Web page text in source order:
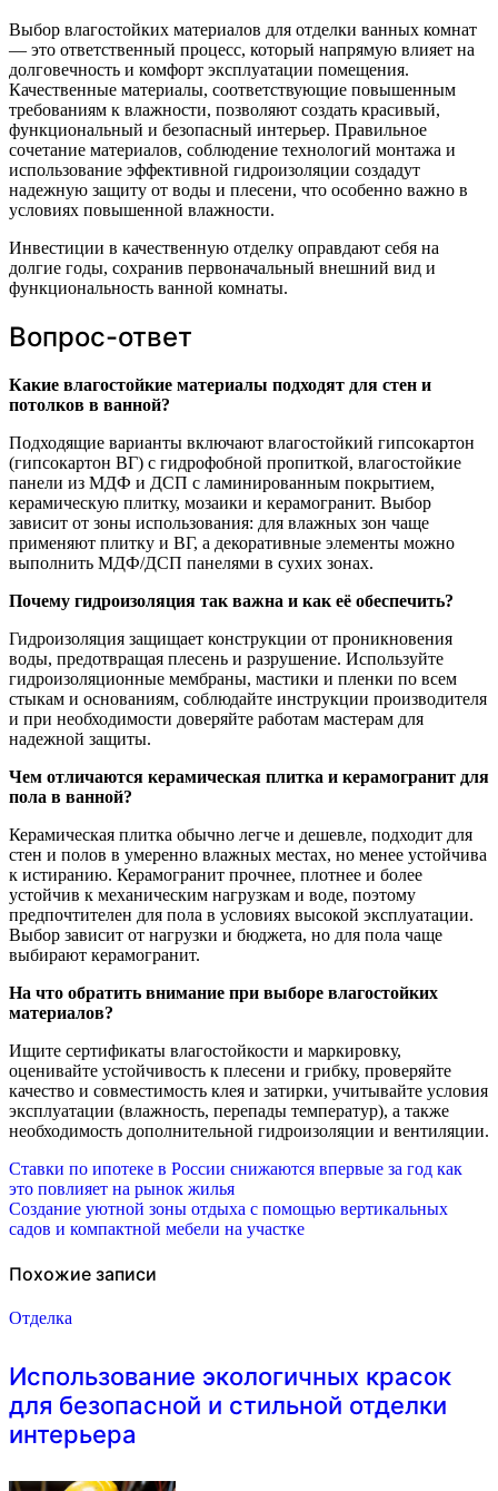
Выбор влагостойких материалов для отделки ванных комнат
— это ответственный процесс, который напрямую влияет на
долговечность и комфорт эксплуатации помещения.
Качественные материалы, соответствующие повышенным
требованиям к влажности, позволяют создать красивый,
функциональный и безопасный интерьер. Правильное
сочетание материалов, соблюдение технологий монтажа и
использование эффективной гидроизоляции создадут
надежную защиту от воды и плесени, что особенно важно в
условиях повышенной влажности.
Инвестиции в качественную отделку оправдают себя на
долгие годы, сохранив первоначальный внешний вид и
функциональность ванной комнаты.
Вопрос-ответ
Какие влагостойкие материалы подходят для стен и
потолков в ванной?
Подходящие варианты включают влагостойкий гипсокартон
(гипсокартон ВГ) с гидрофобной пропиткой, влагостойкие
панели из МДФ и ДСП с ламинированным покрытием,
керамическую плитку, мозаики и керамогранит. Выбор
зависит от зоны использования: для влажных зон чаще
применяют плитку и ВГ, а декоративные элементы можно
выполнить МДФ/ДСП панелями в сухих зонах.
Почему гидроизоляция так важна и как её обеспечить?
Гидроизоляция защищает конструкции от проникновения
воды, предотвращая плесень и разрушение. Используйте
гидроизоляционные мембраны, мастики и пленки по всем
стыкам и основаниям, соблюдайте инструкции производителя
и при необходимости доверяйте работам мастерам для
надежной защиты.
Чем отличаются керамическая плитка и керамогранит для
пола в ванной?
Керамическая плитка обычно легче и дешевле, подходит для
стен и полов в умеренно влажных местах, но менее устойчива
к истиранию. Керамогранит прочнее, плотнее и более
устойчив к механическим нагрузкам и воде, поэтому
предпочтителен для пола в условиях высокой эксплуатации.
Выбор зависит от нагрузки и бюджета, но для пола чаще
выбирают керамогранит.
На что обратить внимание при выборе влагостойких
материалов?
Ищите сертификаты влагостойкости и маркировку,
оценивайте устойчивость к плесени и грибку, проверяйте
качество и совместимость клея и затирки, учитывайте условия
эксплуатации (влажность, перепады температур), а также
необходимость дополнительной гидроизоляции и вентиляции.
Навигация
по
записям
Ставки по ипотеке в России снижаются впервые за год как
это повлияет на рынок жилья
Создание уютной зоны отдыха с помощью вертикальных
садов и компактной мебели на участке
Похожие записи
Отделка
Использование экологичных красок
для безопасной и стильной отделки
интерьера